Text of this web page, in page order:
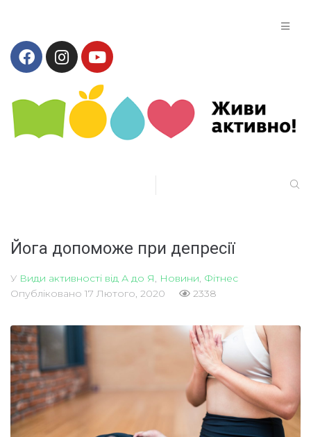
Йога допоможе при депресії
У Види активності від А до Я Новини Фітнес
Опубліковано 17 Лютого, 2020 2338